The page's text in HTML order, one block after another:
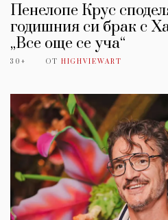
Пенелопе Крус
годишния си брак с
„Все още се уча“
30+ ОТ HIGHVIEWART